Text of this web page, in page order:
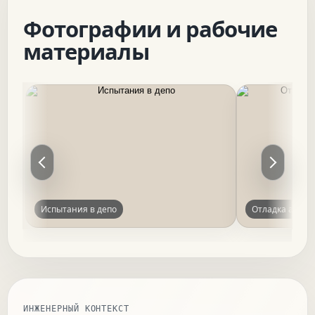
Фотографии и рабочие
материалы
Испытания в депо Отладка
ИНЖЕНЕРНЫЙ КОНТЕКСТ